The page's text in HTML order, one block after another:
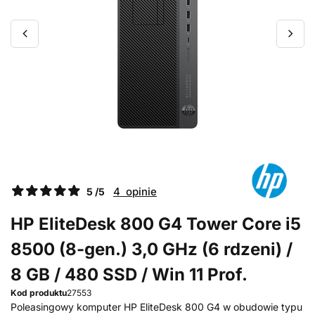
5 /5 4 opinie
HP EliteDesk 800 G4 Tower Core i5
8500 (8-gen.) 3,0 GHz (6 rdzeni) /
8 GB / 480 SSD / Win 11 Prof.
Kod produktu27553
Poleasingowy komputer HP EliteDesk 800 G4 w obudowie typu